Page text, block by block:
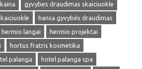
gyvybes draudimas skaiciuokle
hansa gyvybės draudimas
hermio langai
hermio projektai
hortus fratris kosmetika
palanga
hotel palanga spa